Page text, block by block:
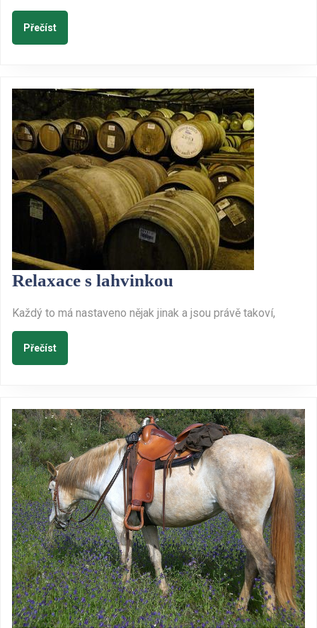
ale
šikovný
pomocník
PřečístPřečíst
Relaxace s lahvinkou
lahvinkou
Každý to má nastaveno nějak jinak a jsou právě takoví,
PřečístPřečíst